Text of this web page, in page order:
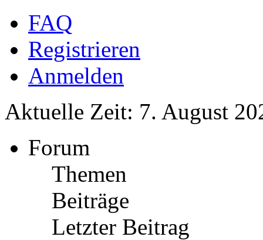
FAQ
Registrieren
Anmelden
Aktuelle Zeit: 7. August
Forum
Themen
Beiträge
Letzter Beitrag